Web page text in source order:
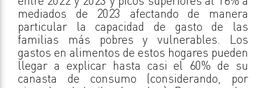
mediados de 2023 afectando de manera
particular la capacidad de gasto de las
familias más pobres y vulnerables. Los
gastos en alimentos de estos hogares pueden
llegar a explicar hasta casi el 60% de su
canasta de consumo (considerando, por